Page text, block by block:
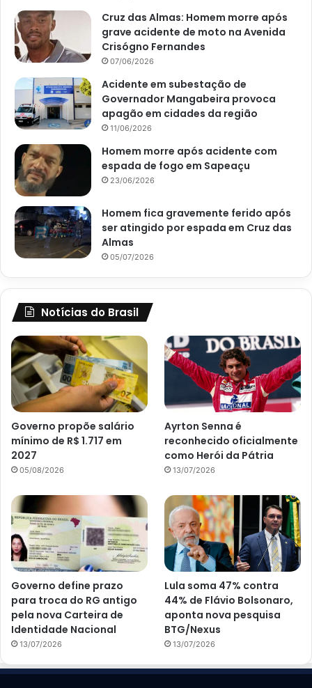
Cruz das Almas: Homem morre após
grave acidente de moto na Avenida
Crisógno Fernandes
07/06/2026
Acidente em subestação de
Governador Mangabeira provoca
apagão em cidades da região
11/06/2026
Homem morre após acidente com
espada de fogo em Sapeaçu
23/06/2026
Homem fica gravemente ferido após
ser atingido por espada em Cruz das
Almas
05/07/2026
Notícias do Brasil
Governo propõe salário
mínimo de R$ 1.717 em
2027
05/08/2026
Ayrton Senna é
reconhecido oficialmente
como Herói da Pátria
13/07/2026
Governo define prazo
para troca do RG antigo
pela nova Carteira de
Identidade Nacional
13/07/2026
Lula soma 47% contra
44% de Flávio Bolsonaro,
aponta nova pesquisa
BTG/Nexus
13/07/2026